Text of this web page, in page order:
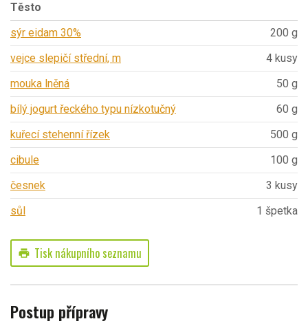
Těsto
sýr eidam 30%
200 g
vejce slepičí střední, m
4 kusy
mouka lněná
50 g
bílý jogurt řeckého typu nízkotučný
60 g
kuřecí stehenní řízek
500 g
cibule
100 g
česnek
3 kusy
sůl
1 špetka
print Tisk nákupního seznamu
Postup přípravy